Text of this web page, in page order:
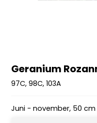
Geranium
97C, 98C, 103A
Juni - november, 50 cm